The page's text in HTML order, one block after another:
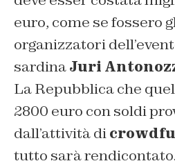
euro, come se fossero
organizzatori
sardinaJuri
La Repubblica che
2800 euro con soldi
dall’attività di
tutto sarà